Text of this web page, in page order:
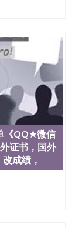
，买假文
外证件遗
历，网上
名校一对
《QQ★微信
证书，国外
成绩，